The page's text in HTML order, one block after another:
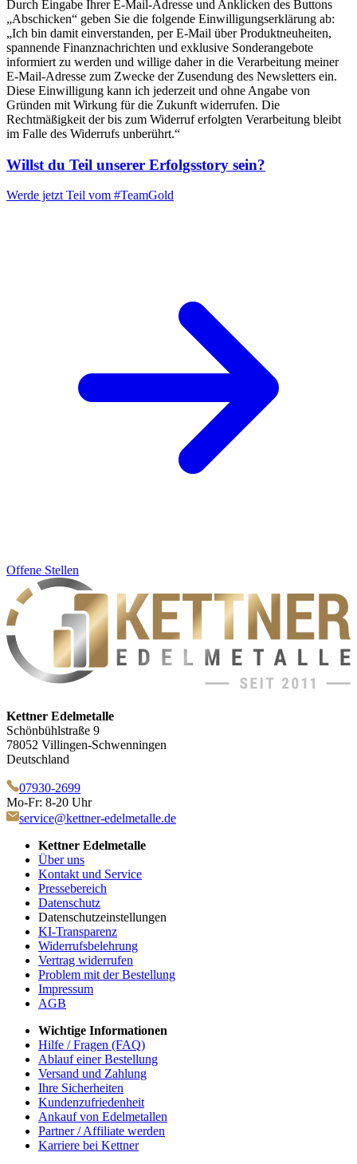
Durch Eingabe Ihrer E-Mail-Adresse und Anklicken des Buttons
„Abschicken“ geben Sie die folgende Einwilligungserklärung ab:
„Ich bin damit einverstanden, per E-Mail über Produktneuheiten,
spannende Finanznachrichten und exklusive Sonderangebote
informiert zu werden und willige daher in die Verarbeitung meiner
E-Mail-Adresse zum Zwecke der Zusendung des Newsletters ein.
Diese Einwilligung kann ich jederzeit und ohne Angabe von
Gründen mit Wirkung für die Zukunft widerrufen. Die
Rechtmäßigkeit der bis zum Widerruf erfolgten Verarbeitung bleibt
im Falle des Widerrufs unberührt.“
Willst du Teil unserer Erfolgsstory sein?
Werde jetzt Teil vom #TeamGold
Offene Stellen
Kettner Edelmetalle
Schönbühlstraße 9
78052 Villingen-Schwenningen
Deutschland
07930-2699
Mo-Fr: 8-20 Uhr
service@kettner-edelmetalle.de
Kettner Edelmetalle
Über uns
Kontakt und Service
Pressebereich
Datenschutz
Datenschutzeinstellungen
KI-Transparenz
Widerrufsbelehrung
Vertrag widerrufen
Problem mit der Bestellung
Impressum
AGB
Wichtige Informationen
Hilfe / Fragen (FAQ)
Ablauf einer Bestellung
Versand und Zahlung
Ihre Sicherheiten
Kundenzufriedenheit
Ankauf von Edelmetallen
Partner / Affiliate werden
Karriere bei Kettner